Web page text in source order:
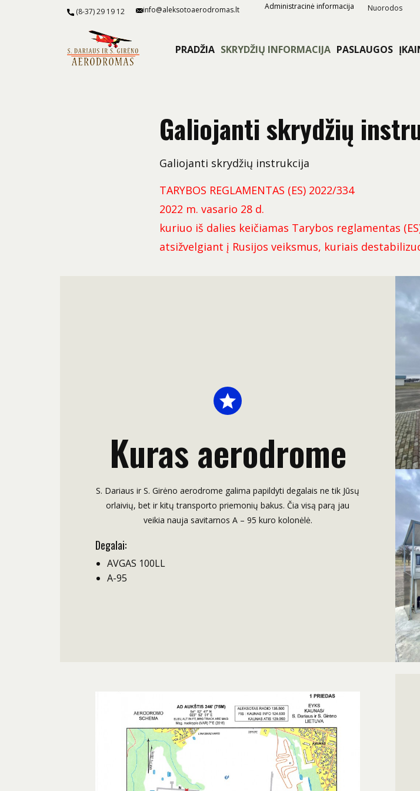
(8-37) 29 19 12 info@aleksotoaerodromas.lt Nuorodos
Administracinė informacija
PRADŽIA SKRYDŽIŲ INFORMACIJA PASLAUGOS
Galiojanti skrydžių
Galiojanti skrydžių instrukcija
TARYBOS REGLAMENTAS (ES) 2022/334
2022 m. vasario 28 d.
kuriuo iš dalies keičiamas Tarybos reglamentas
atsižvelgiant į Rusijos veiksmus, kuriais
Kuras aerodrome
S. Dariaus ir S. Girėno aerodrome galima papildyti degalais ne tik Jūsų
orlaivių, bet ir kitų transporto priemonių bakus. Čia visą parą jau
veikia nauja savitarnos A – 95 kuro kolonėlė.
Degalai:
AVGAS 100LL
A-95